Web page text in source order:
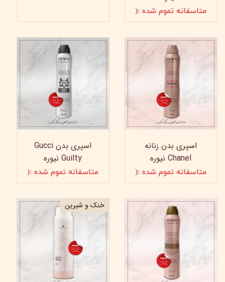
متاسفانه تموم شده :(
اسپری بدن زنانه
Chanel نیوره
متاسفانه تموم شده :(
اسپری بدن Gucci
Guilty نیوره
متاسفانه تموم شده :(
خنک و شیرین